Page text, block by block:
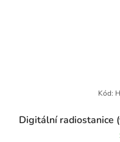
Digitální radiostanice
Kód: